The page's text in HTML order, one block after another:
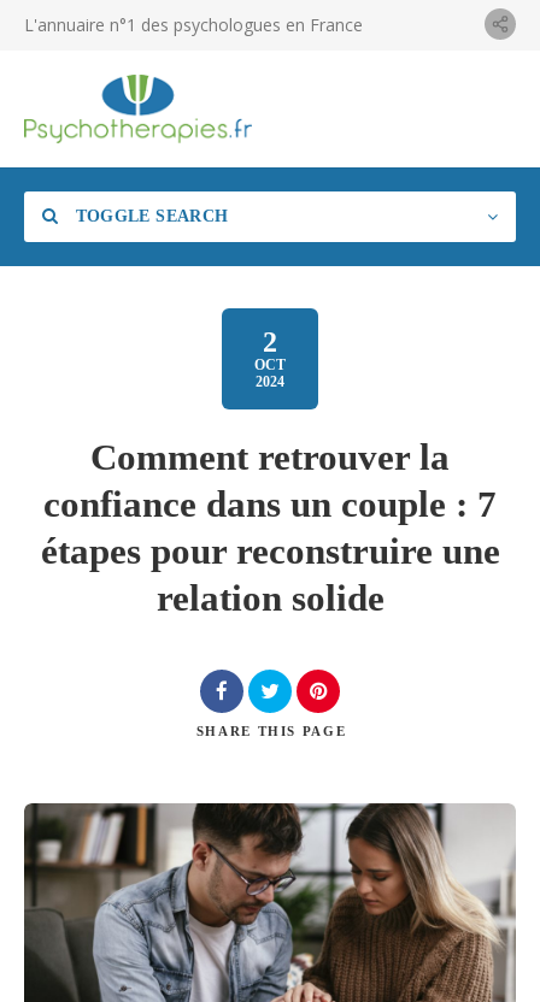
L'annuaire n°1 des psychologues en France
TOGGLE SEARCH
Chercher
2
OCT
2024
Comment retrouver la
confiance dans un couple : 7
étapes pour reconstruire une
relation solide
SHARE THIS PAGE